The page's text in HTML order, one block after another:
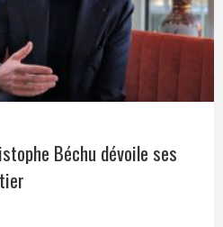
Béchu dévoile ses